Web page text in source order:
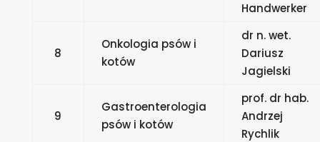
Handwerker
8
Onkologia psów i
kotów
dr n. wet.
Dariusz
Jagielski
9
Gastroenterologia
psów i kotów
prof. dr hab.
Andrzej
Rychlik